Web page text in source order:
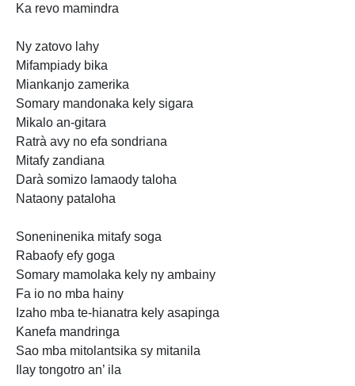
Ka revo mamindra
Ny zatovo lahy
Mifampiady bika
Miankanjo zamerika
Somary mandonaka kely sigara
Mikalo an-gitara
Ratrà avy no efa sondriana
Mitafy zandiana
Darà somizo lamaody taloha
Nataony pataloha
Soneninenika mitafy soga
Rabaofy efy goga
Somary mamolaka kely ny ambainy
Fa io no mba hainy
Izaho mba te-hianatra kely asapinga
Kanefa mandringa
Sao mba mitolantsika sy mitanila
Ilay tongotro an’ ila